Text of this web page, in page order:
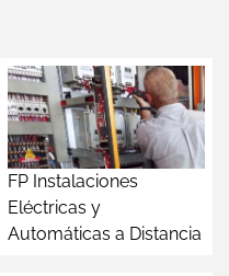
FP Instalaciones
Eléctricas y
Automáticas a Distancia